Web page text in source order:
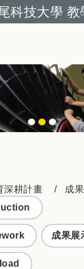
科技大學 教
深耕計畫
成
成果展